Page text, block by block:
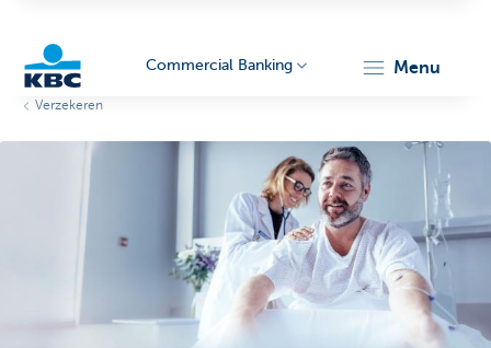
Commercial Banking menu
Verzekeren